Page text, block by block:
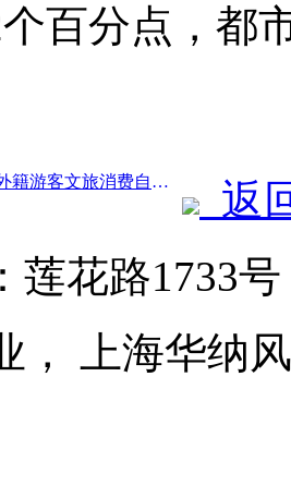
百分点，都
前一篇：中国首个外籍游客文旅消费自助系统在沪启动
返
莲花路1733
， 上海华